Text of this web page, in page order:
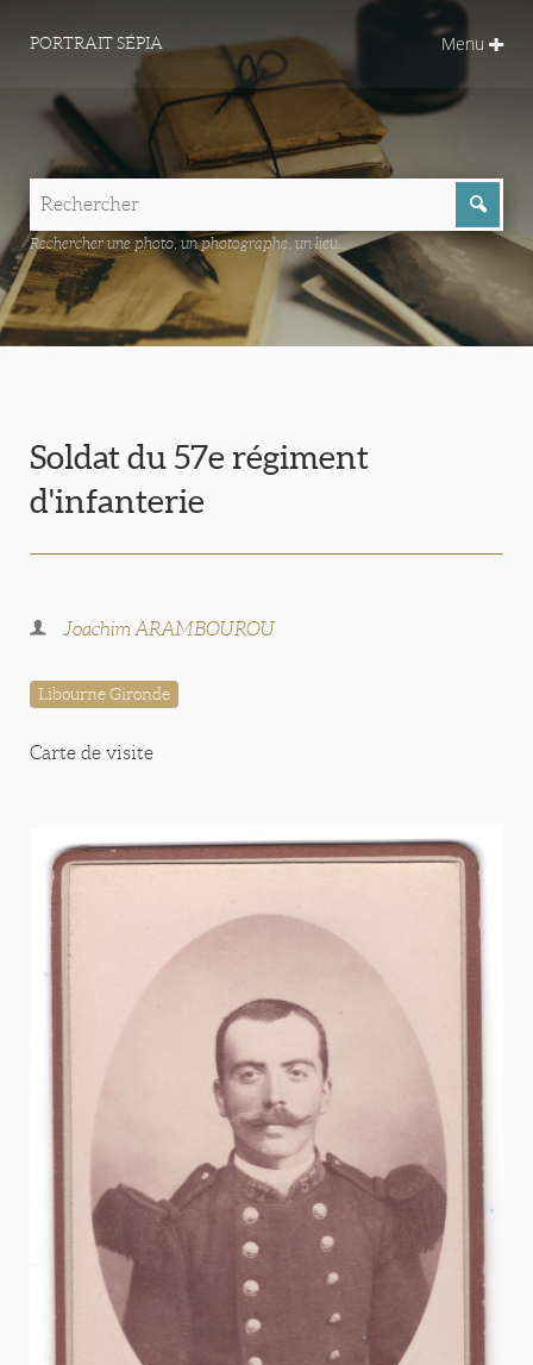
PORTRAIT SÉPIA Menu
Rechercher une photo, un photographe, un lieu...
Soldat du 57e régiment
d'infanterie
Joachim ARAMBOUROU
Libourne Gironde
Carte de visite